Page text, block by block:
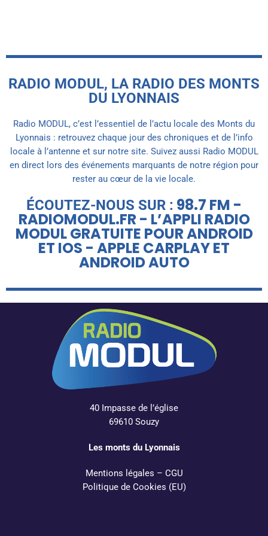
RADIO MODUL, LA RADIO DES MONTS
DU LYONNAIS
Radio MODUL, c’est l’essentiel de l’actu locale des Monts du
Lyonnais : retrouvez chaque jour des chroniques et de l’info
locale à l’antenne et sur notre site. Suivez aussi Radio MODUL
en direct lors des événements marquants de notre région pour
rester au cœur de la vie locale.
ÉCOUTEZ-NOUS SUR : 98.7 FM -
RADIOMODUL.FR - L’APPLI RADIO
MODUL GRATUITE POUR ANDROID
ET IOS - APPLE CARPLAY ET
ANDROID AUTO
40 Impasse de l’église
69610 Souzy
Les monts du Lyonnais
Mentions légales – CGU
Politique de Cookies (EU)